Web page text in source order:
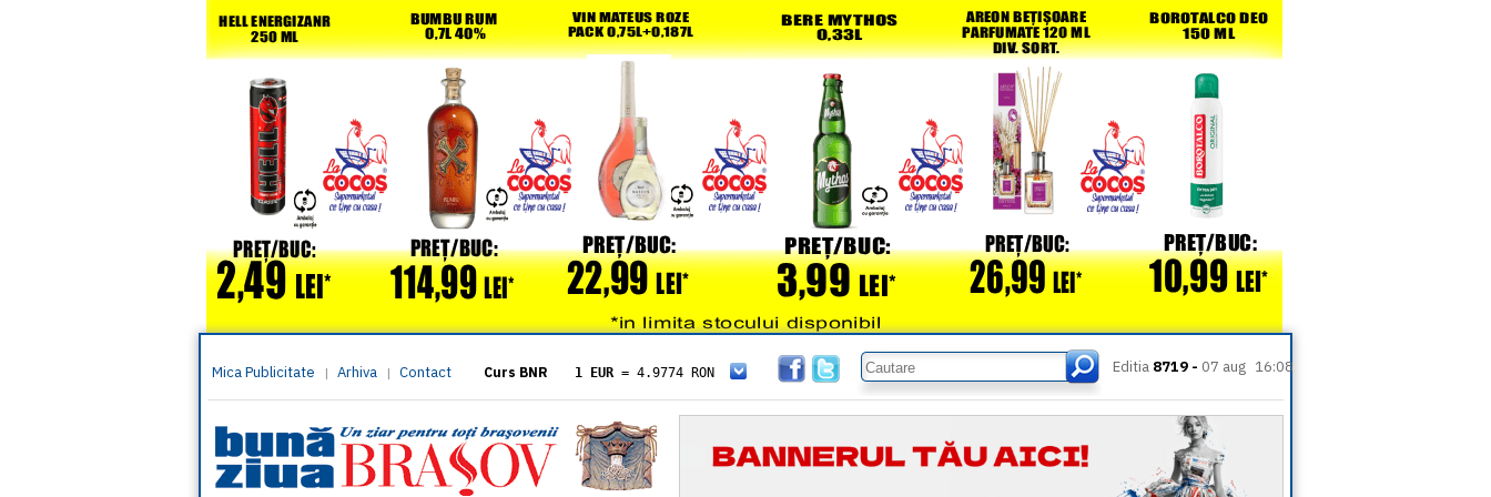
Mica Publicitate | Arhiva | Contact Curs BNR 1 EUR = 4.9774 RON
= 5.8304 RON
1 XAU= 464.4611 RON
1 AED= 1.1933 RON
1 AUD= 2.7957 RON
1 BGN= 2.5449 RON
Editia 8719 - 07 aug 16:08